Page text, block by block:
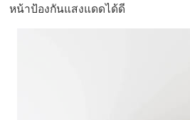
หน้าป้องกันแสงแดดได้ดี